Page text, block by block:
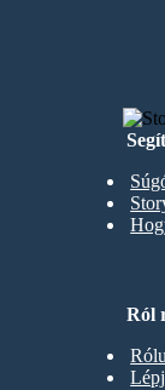
Ról